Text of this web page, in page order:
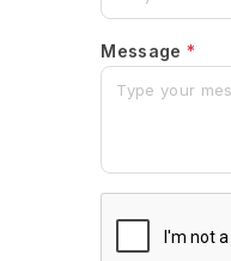
Message *